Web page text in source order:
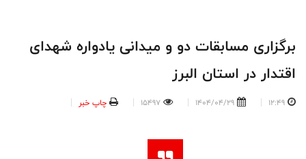
-
-
برگزاری مسابقات دو و میدانی یادواره شهدای
اقتدار در استان البرز
12:49
1404/04/29
15497 چاپ خبر